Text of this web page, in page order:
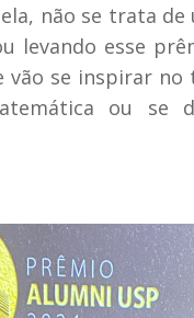
não se trata
levando esse
se inspirar
ou se